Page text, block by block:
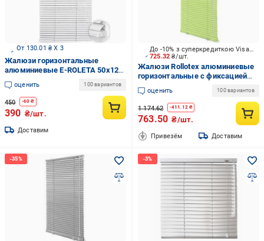
От 130.01 ₴ X 3
Жалюзи горизонтальные
алюминиевые E-ROLETA 50х120
см Белый (451-50-120)
оценить 100 вариантов
450 -60 ₴
390 ₴/шт.
Доставим
725.32₴/шт.
До -10% з суперкредиткою Visa Вигода
Жалюзи Rollotex алюминиевые
горизонтальные с фиксацией
67х160 см Светло-салатовые
глянцевые
оценить 100 вариантов
1 174.62 -411.12₴
763.50 ₴/шт.
Привезём Доставим